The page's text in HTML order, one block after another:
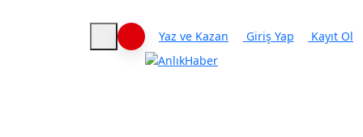
Haberleri keşfet
Yaz ve Kazan Giriş Yap Kayıt Ol